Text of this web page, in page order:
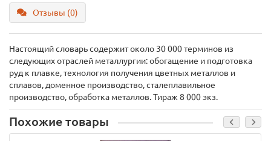
Отзывы (0)
Настоящий словарь содержит около 30 000 терминов из
следующих отраслей металлургии: обогащение и подготовка
руд к плавке, технология получения цветных металлов и
сплавов, доменное производство, сталеплавильное
производство, обработка металлов. Тираж 8 000 экз.
Похожие товары